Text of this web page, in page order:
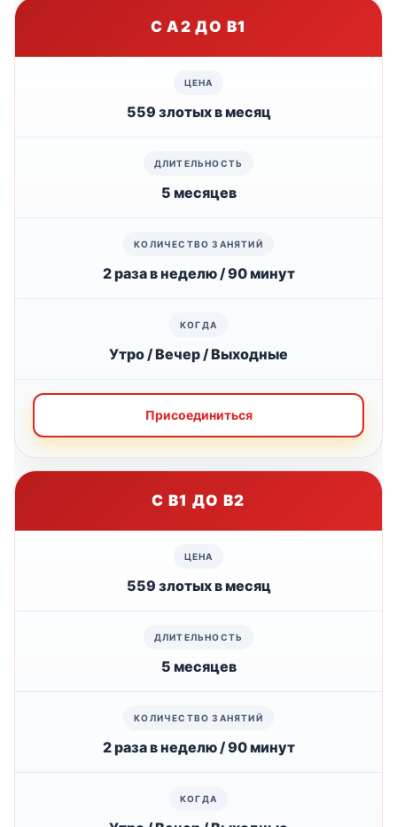
С А2 ДО B1
559 злотых в месяц
5 месяцев
2 раза в неделю / 90 минут
Утро / Вечер / Выходные
Присоединиться
С B1 ДО B2
559 злотых в месяц
5 месяцев
2 раза в неделю / 90 минут